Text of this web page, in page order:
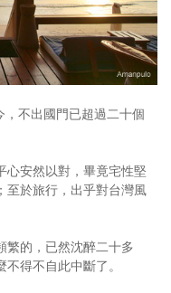
，不出國門已超過二十個
心安然以對，畢竟宅性堅
至於旅行，出乎對台灣風
繁的，已然沈醉二十多
不得不自此中斷了。